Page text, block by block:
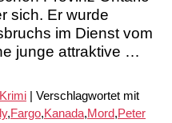
sich. Er wurde
im Dienst vom
junge attraktive …
Krimi
Verschlagwortet mit
,Fargo,Kanada,Mord,Peter